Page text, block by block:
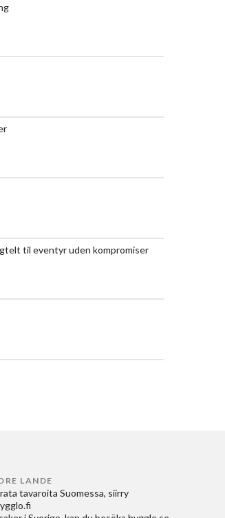
til eventyr uden kompromiser
LANDE
tavaroita Suomessa, siirry